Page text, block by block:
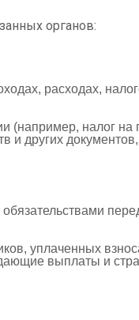
органов:
расходах,
(например, налог на
и других документов,
уплаченных
выплаты и